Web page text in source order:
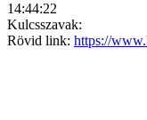
14:44:22
Kulcsszavak:
Rövid link: https://